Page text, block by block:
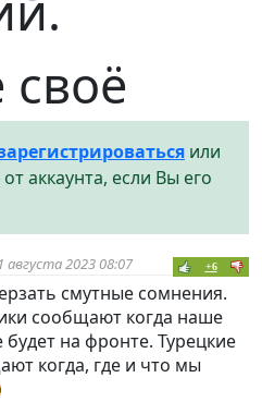
своё
или
аккаунта, если Вы его
августа 2023 08:07 +6
смутные сомнения.
сообщают когда наше
на фронте. Турецкие
когда, где и что мы